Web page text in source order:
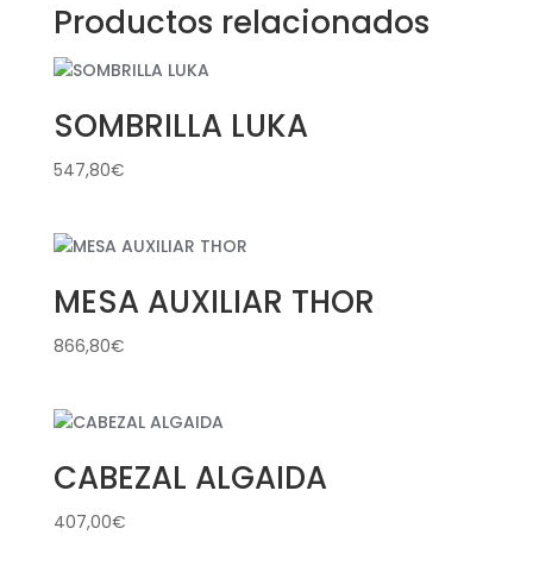
Productos relacionados
SOMBRILLA LUKA
547,80€
MESA AUXILIAR THOR
866,80€
CABEZAL ALGAIDA
407,00€